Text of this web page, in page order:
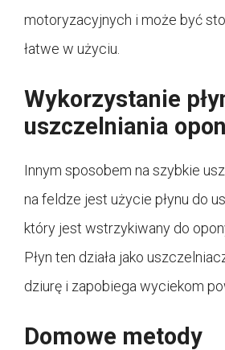
motoryzacyjnych i może być
łatwe w użyciu.
Wykorzystanie
uszczelniania opon
Innym sposobem na szybkie
na feldze jest użycie płynu do
który jest wstrzykiwany do
Płyn ten działa jako
dziurę i zapobiega wyciekom
Domowe metody